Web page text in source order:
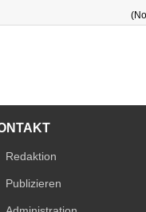
Redaktion
Publizieren